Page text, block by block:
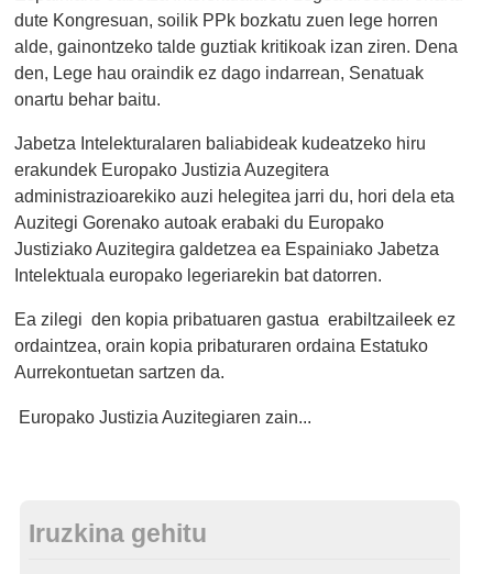
dute Kongresuan, soilik PPk bozkatu zuen lege horren
alde, gainontzeko talde guztiak kritikoak izan ziren. Dena
den, Lege hau oraindik ez dago indarrean, Senatuak
onartu behar baitu.
Jabetza Intelekturalaren baliabideak kudeatzeko hiru
erakundek Europako Justizia Auzegitera
administrazioarekiko auzi helegitea jarri du, hori dela eta
Auzitegi Gorenako autoak erabaki du Europako
Justiziako Auzitegira galdetzea ea Espainiako Jabetza
Intelektuala europako legeriarekin bat datorren.
Ea zilegi den kopia pribatuaren gastua erabiltzaileek ez
ordaintzea, orain kopia pribaturaren ordaina Estatuko
Aurrekontuetan sartzen da.
Europako Justizia Auzitegiaren zain...
Iruzkina gehitu